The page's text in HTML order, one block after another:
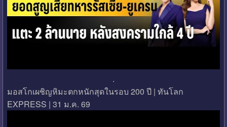
.
มอสโกเผชิญหิมะตกหนักสุดในรอบ 200 ปี | ทันโลก
EXPRESS | 31 ม.ค. 69